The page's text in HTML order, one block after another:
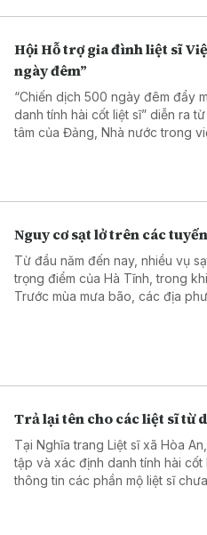
Hội Hỗ trợ gia đình liệt sĩ
ngày đêm”
“Chiến dịch 500 ngày đêm đẩy
danh tính hài cốt liệt sĩ” diễn ra
tâm của Đảng, Nhà nước trong
thân nhân, góp phần đưa các
Nguy cơ sạt lở trên các
Từ đầu năm đến nay, nhiều vụ
trọng điểm của Hà Tĩnh, trong
Trước mùa mưa bão, các địa
Trả lại tên cho các liệt sĩ từ
Tại Nghĩa trang Liệt sĩ xã Hòa
tập và xác định danh tính hài
thông tin các phần mộ liệt sĩ